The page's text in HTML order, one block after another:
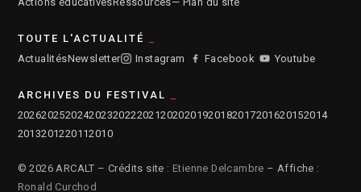
TOUTE L'ACTUALITÉ
ActualitésNewsletter Instagram Facebook Youtube
ARCHIVES DU FESTIVAL
2026202520242023202220212020201920182017201620152014
2013201220112010
© 2026 ARCALT – Crédits site : Etienne Delcambre – Affiche :
Ronald Curchod